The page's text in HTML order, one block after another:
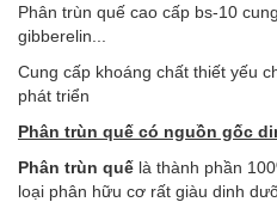
Phân trùn quế cao cấp bs-10
gibberelin...
Cung cấp khoáng chất thiết yếu
phát triển
Phân trùn quế có nguồn gốc
Phân trùn quế là thành phần
loại phân hữu cơ rất giàu dinh